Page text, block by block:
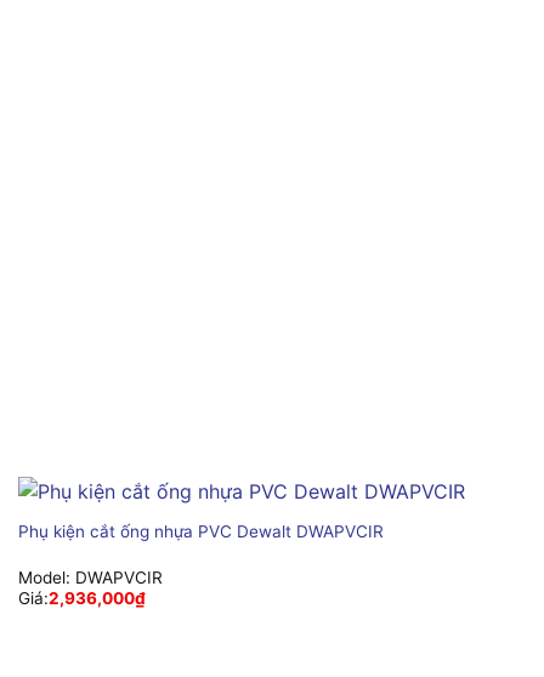
Phụ kiện cắt ống nhựa PVC Dewalt DWAPVCIR
Model: DWAPVCIR
Giá:2,936,000₫